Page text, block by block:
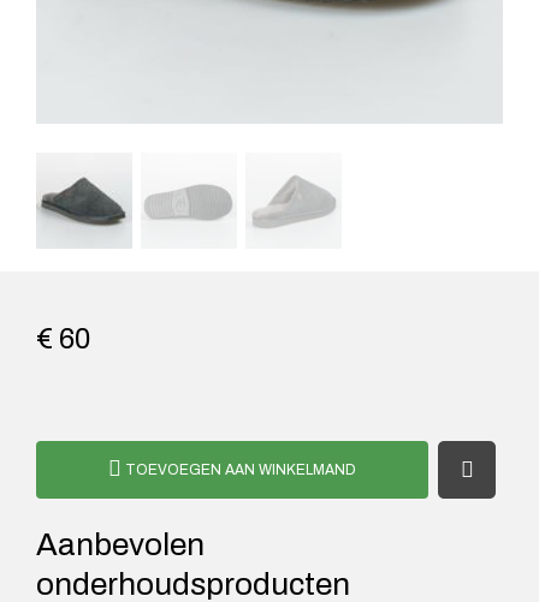
€ 60
TOEVOEGEN AAN WINKELMAND
Aanbevolen
onderhoudsproducten